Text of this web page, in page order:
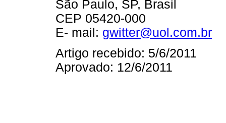
São Paulo, SP, Brasil
CEP 05420-000
E- mail: gwitter@uol.com.br
Artigo recebido: 5/6/2011
Aprovado: 12/6/2011